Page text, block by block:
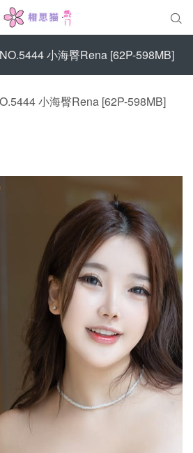

小海臀Rena [62P-598MB]
小海臀Rena [62P-598MB]